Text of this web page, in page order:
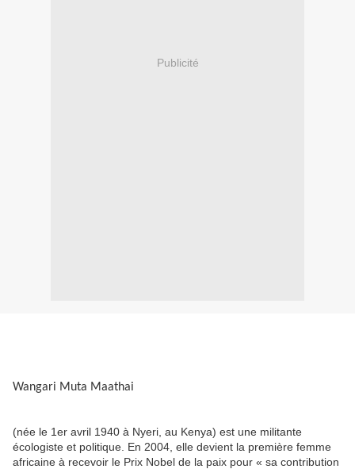
Publicité
Wangari Muta Maathai
(née le 1er avril 1940 à Nyeri, au Kenya) est une militante
écologiste et politique. En 2004, elle devient la première femme
africaine à recevoir le Prix Nobel de la paix pour « sa contribution